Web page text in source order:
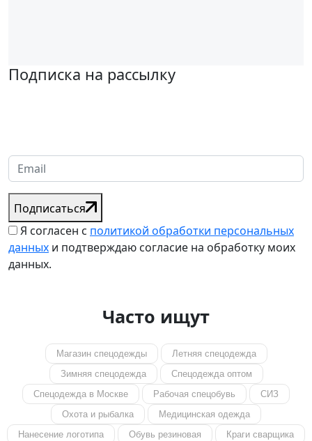
Подписка на рассылку
Подписаться
Я согласен с политикой обработки персональных
данных и подтверждаю согласие на обработку моих
данных.
Часто ищут
Магазин спецодежды
Летняя спецодежда
Зимняя спецодежда
Спецодежда оптом
Спецодежда в Москве
Рабочая спецобувь
СИЗ
Охота и рыбалка
Медицинская одежда
Нанесение логотипа
Обувь резиновая
Краги сварщика